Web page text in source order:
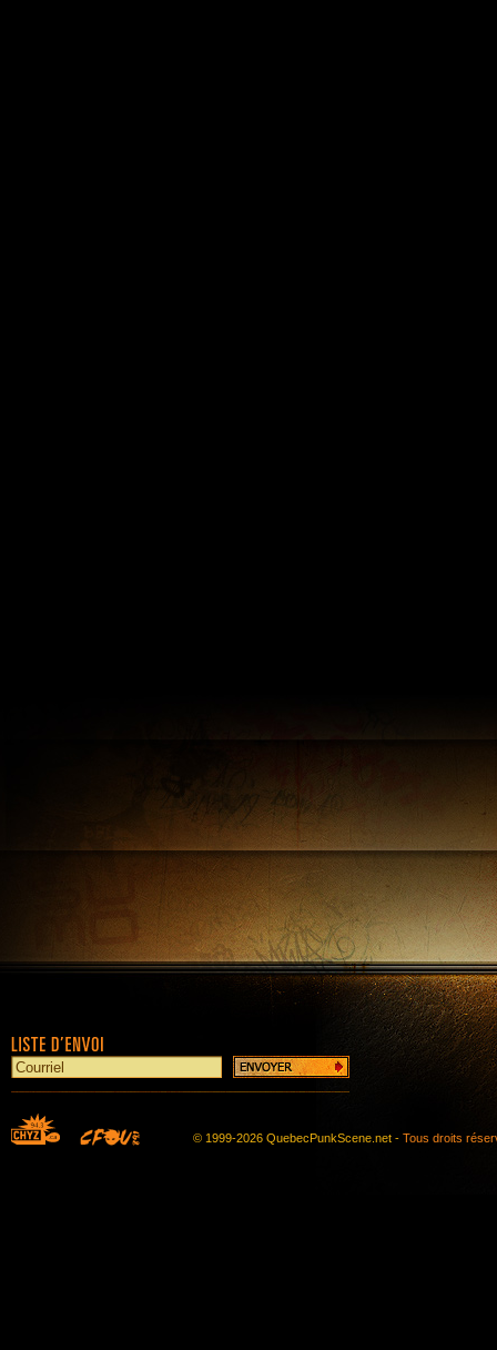
© 1999-2026 QuebecPunkScene.net - Tous droits